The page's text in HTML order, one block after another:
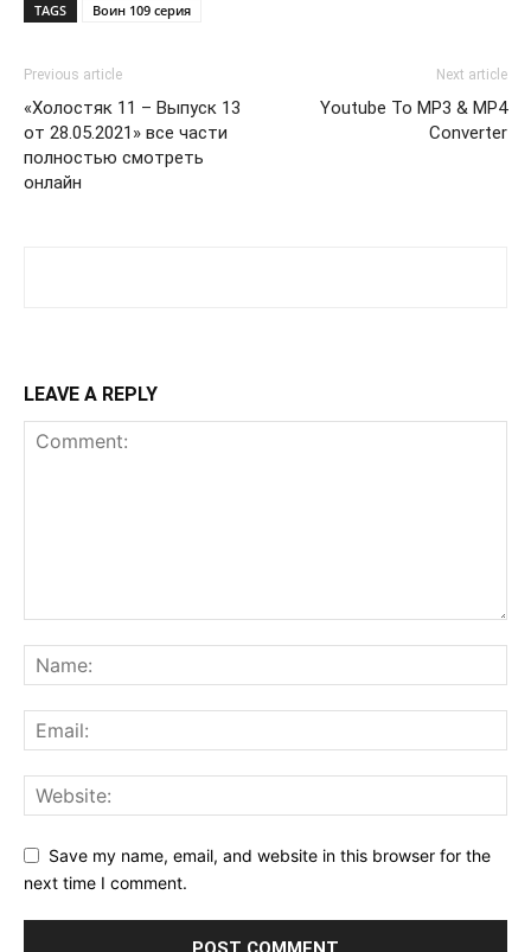
TAGS Воин 109 серия
Previous article
«Холостяк 11 – Выпуск 13
от 28.05.2021» все части
полностью смотреть
онлайн
Next article
Youtube To MP3 & MP4
Converter
LEAVE A REPLY
Save my name, email, and website in this browser for the
next time I comment.